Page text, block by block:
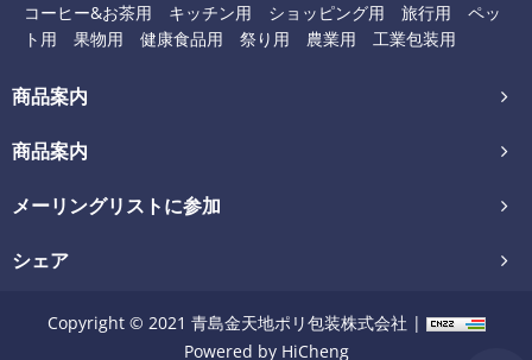
コーヒー&お茶用 キッチン用 ショッピング用 旅行用
ペッ
ト用
果物用 健康食品用 祭り用 農業用 工業包装用
商品案内
商品案内
メーリングリストに参加
シェア
Copyright © 2021 青島金天地ポリ包装株式会社 |
Powered by HiCheng